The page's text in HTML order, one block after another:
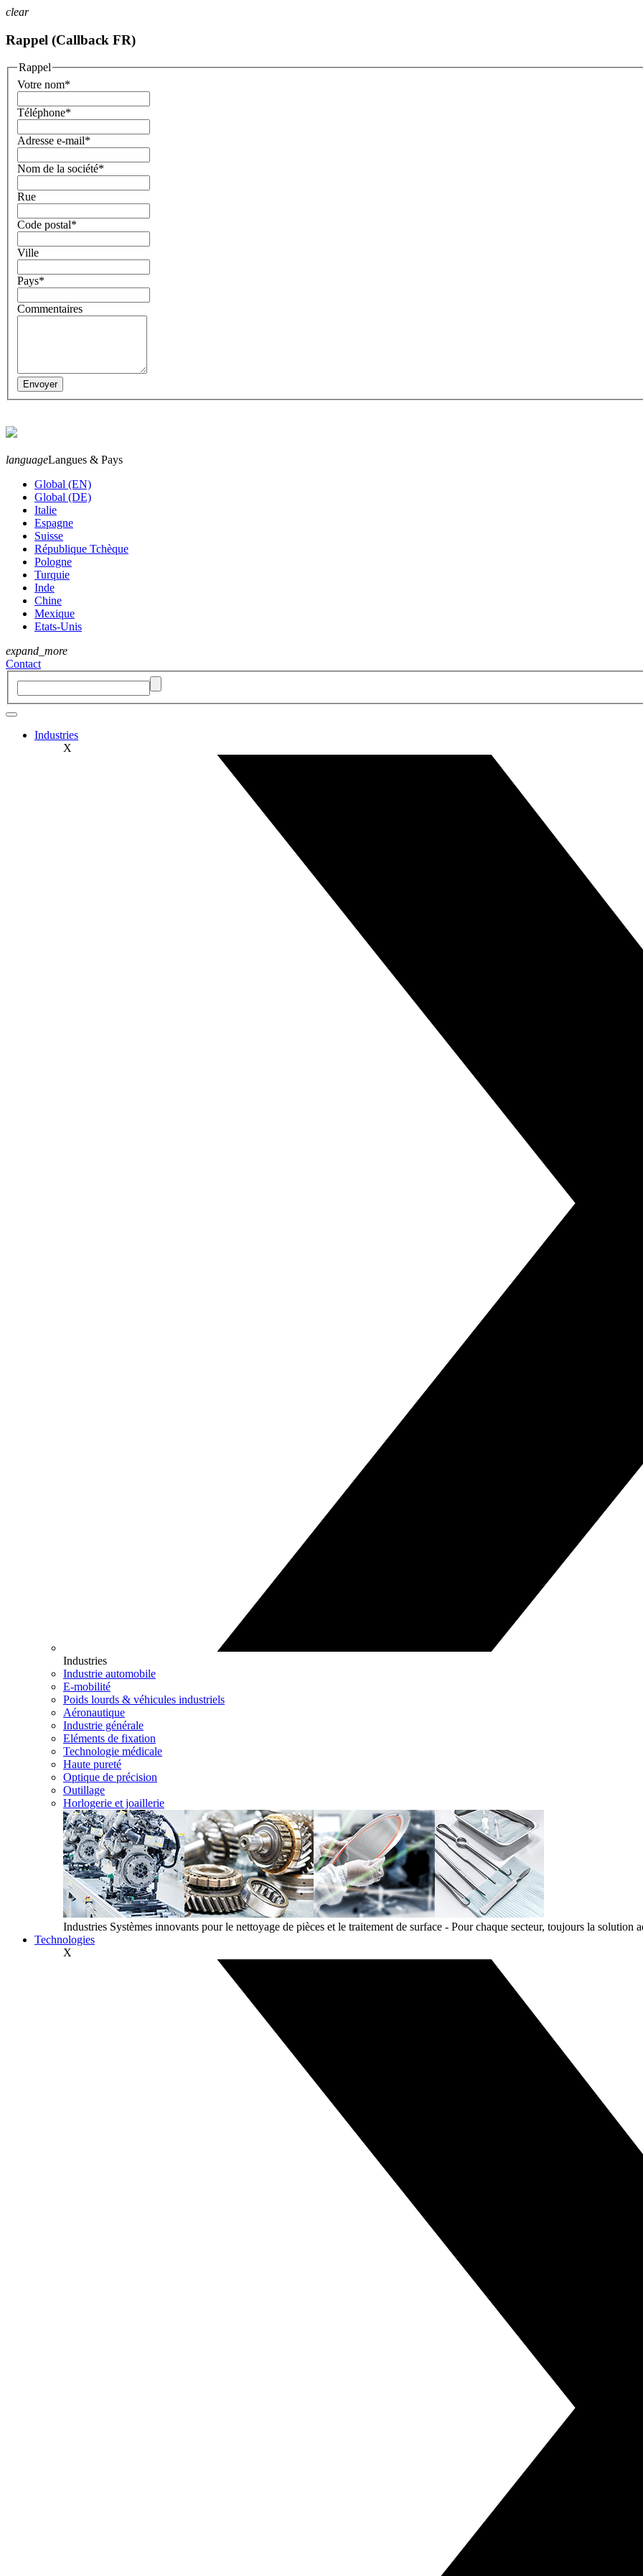
clear
Rappel (Callback FR)
Rappel
Votre nom*
Téléphone*
Adresse e-mail*
Nom de la société*
Rue
Code postal*
Ville
Pays*
Commentaires
languageLangues & Pays
Global (EN)
Global (DE)
Italie
Espagne
Suisse
République Tchèque
Pologne
Turquie
Inde
Chine
Mexique
Etats-Unis
expand_more
Contact
Industries
X
Industries
Industrie automobile
E-mobilité
Poids lourds & véhicules industriels
Aéronautique
Industrie générale
Eléments de fixation
Technologie médicale
Haute pureté
Optique de précision
Outillage
Horlogerie et joaillerie
Industries Systèmes innovants pour le nettoyage de pièces et le traitement de surface - Pour chaque secteur, toujours la solution
Technologies
X